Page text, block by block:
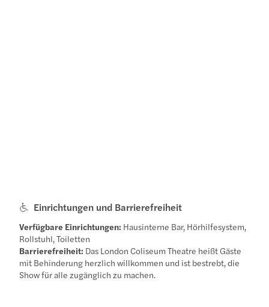
Einrichtungen und Barrierefreiheit
Verfügbare Einrichtungen: Hausinterne Bar, Hörhilfesystem,
Rollstuhl, Toiletten
Barrierefreiheit: Das London Coliseum Theatre heißt Gäste
mit Behinderung herzlich willkommen und ist bestrebt, die
Show für alle zugänglich zu machen.